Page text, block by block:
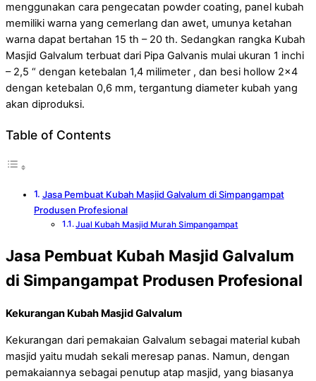
menggunakan cara pengecatan powder coating, panel kubah
memiliki warna yang cemerlang dan awet, umunya ketahan
warna dapat bertahan 15 th – 20 th. Sedangkan rangka Kubah
Masjid Galvalum terbuat dari Pipa Galvanis mulai ukuran 1 inchi
– 2,5 “ dengan ketebalan 1,4 milimeter , dan besi hollow 2×4
dengan ketebalan 0,6 mm, tergantung diameter kubah yang
akan diproduksi.
Table of Contents
Jasa Pembuat Kubah Masjid Galvalum di Simpangampat
Produsen Profesional
Jual Kubah Masjid Murah Simpangampat
Jasa Pembuat Kubah Masjid Galvalum
di Simpangampat Produsen Profesional
Kekurangan Kubah Masjid Galvalum
Kekurangan dari pemakaian Galvalum sebagai material kubah
masjid yaitu mudah sekali meresap panas. Namun, dengan
pemakaiannya sebagai penutup atap masjid, yang biasanya